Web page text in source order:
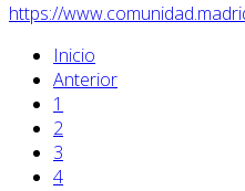
https://
Inicio
Anterior
1
2
3
4